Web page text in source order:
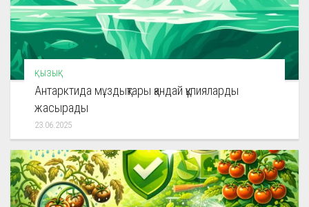
ҚЫЗЫҚ
Антарктида мұздықтары қандай құпияларды
жасырады
23.06.2025